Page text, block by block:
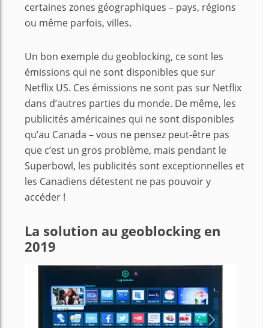
certaines zones géographiques – pays, régions
ou même parfois, villes.
Un bon exemple du geoblocking, ce sont les
émissions qui ne sont disponibles que sur
Netflix US. Ces émissions ne sont pas sur Netflix
dans d’autres parties du monde. De même, les
publicités américaines qui ne sont disponibles
qu’au Canada – vous ne pensez peut-être pas
que c’est un gros problème, mais pendant le
Superbowl, les publicités sont exceptionnelles et
les Canadiens détestent ne pas pouvoir y
accéder !
La solution au geoblocking en
2019